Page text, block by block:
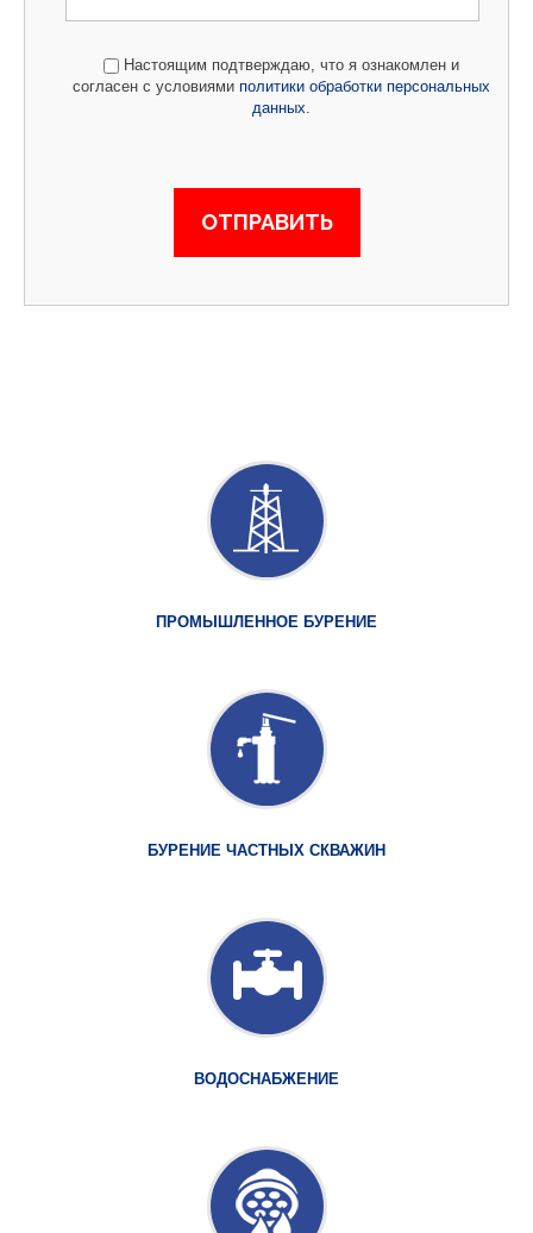
Настоящим подтверждаю, что я ознакомлен и
согласен с условиями политики обработки персональных
данных.
ПРОМЫШЛЕННОЕ БУРЕНИЕ
БУРЕНИЕ ЧАСТНЫХ СКВАЖИН
ВОДОСНАБЖЕНИЕ